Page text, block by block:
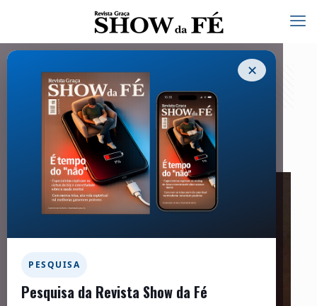
✕
PESQUISA
Pesquisa da Revista Show da Fé
Heróis da Fé | Francis Asbury
01/12/2020